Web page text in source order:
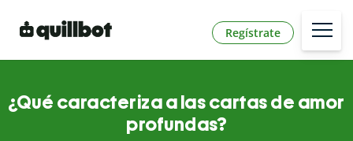
Regístrate
¿Qué caracteriza a las cartas de amor
profundas?